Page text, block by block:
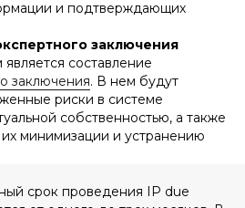
и подтверждающих
заключения
составление
заключения. В нем будут
риски в системе
собственностью, а также
минимизации и устранению
срок проведения IP due